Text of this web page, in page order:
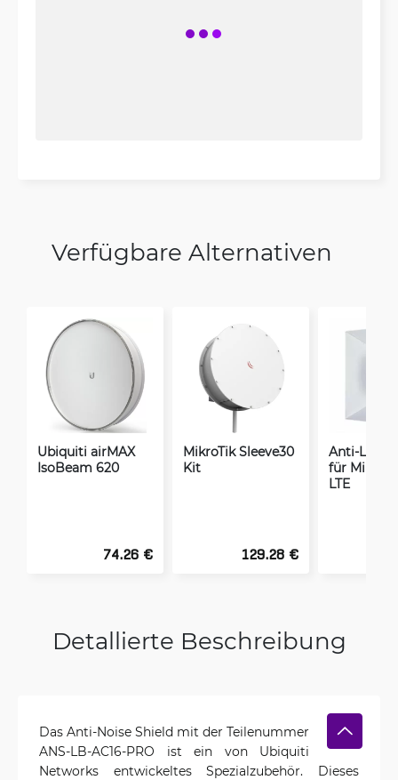
Verfügbare Alternativen
Ubiquiti airMAX
IsoBeam 620
74.26 €
MikroTik Sleeve30
Kit
129.28 €
Anti-
für
LTE
Detallierte Beschreibung
Das Anti-Noise Shield mit der Teilenummer
ANS-LB-AC16-PRO ist ein von Ubiquiti
Networks entwickeltes Spezialzubehör. Dieses